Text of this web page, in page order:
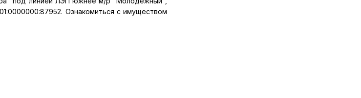
Ознакомиться с имуществом